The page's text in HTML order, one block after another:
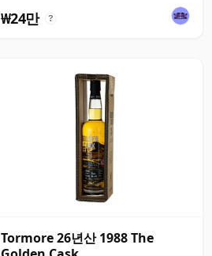
₩24만 ?
Tormore 26년산 1988 The